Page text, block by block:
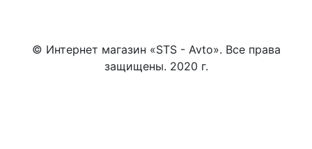
© Интернет магазин «STS - Avto». Все права
защищены. 2020 г.